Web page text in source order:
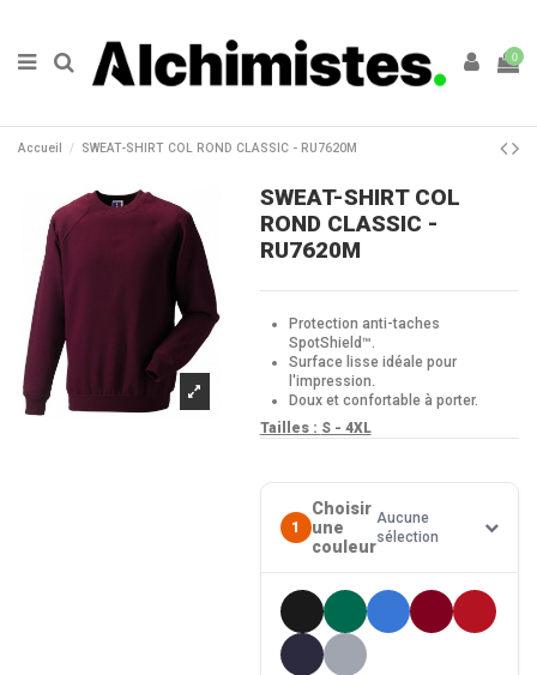
0
Accueil SWEAT-SHIRT COL ROND CLASSIC - RU7620M
SWEAT-SHIRT COL
ROND CLASSIC -
RU7620M
Protection anti-taches
SpotShield™.
Surface lisse idéale pour
l'impression.
Doux et confortable à porter.
Tailles : S - 4XL
1
Choisir
une
couleur
Aucune
sélection